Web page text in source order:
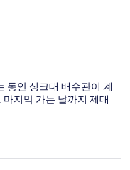
동안 싱크대 배수관이 계
지막 가는 날까지 제대